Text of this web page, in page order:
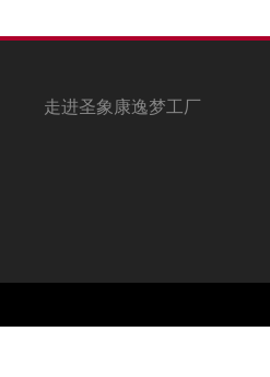
走进圣象康逸梦工厂